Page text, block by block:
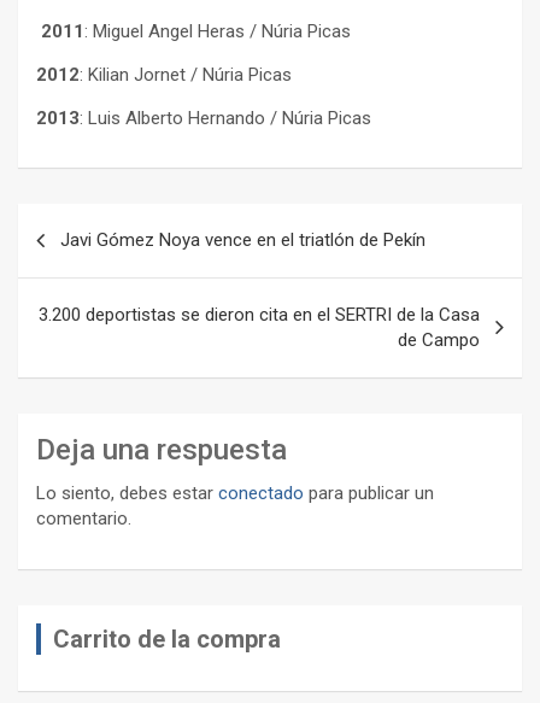
2011: Miguel Angel Heras / Núria Picas
2012: Kilian Jornet / Núria Picas
2013: Luis Alberto Hernando / Núria Picas
entradas
Javi Gómez Noya vence en el triatlón de Pekín
3.200 deportistas se dieron cita en el SERTRI de la Casa
de Campo
Deja una respuesta
Lo siento, debes estar conectado para publicar un
comentario.
Carrito de la compra